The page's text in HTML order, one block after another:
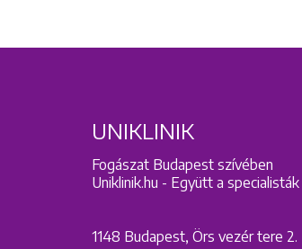
UNIKLINIK
Fogászat Budapest szívében
Uniklinik.hu - Együtt a specialisták
1148 Budapest, Örs vezér tere 2.